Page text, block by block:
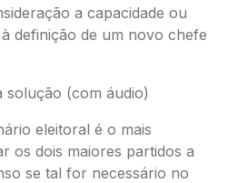
a capacidade ou
definição de um novo chefe
solução (com áudio)
eleitoral é o mais
os dois maiores partidos a
se tal for necessário no